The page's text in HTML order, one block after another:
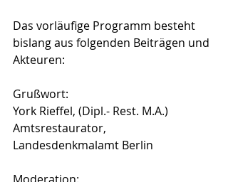
Das vorläufige Programm besteht
bislang aus folgenden Beiträgen und
Akteuren:
Grußwort:
York Rieffel, (Dipl.- Rest. M.A.)
Amtsrestaurator,
Landesdenkmalamt Berlin
Moderation: